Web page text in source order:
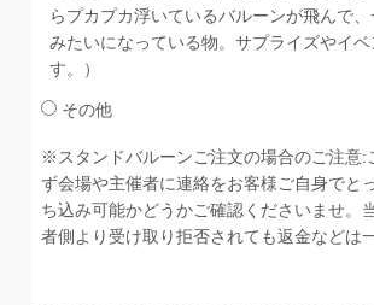
らプカプカ浮いているバルーンが飛んで、
みたいになっている物。サプライズやイ
す。）
その他
※スタンドバルーンご注文の場合のご注意:
ず会場や主催者に連絡をお客様ご自身でと
ち込み可能かどうかご確認くださいませ。
者側より受け取り拒否されても返金などは